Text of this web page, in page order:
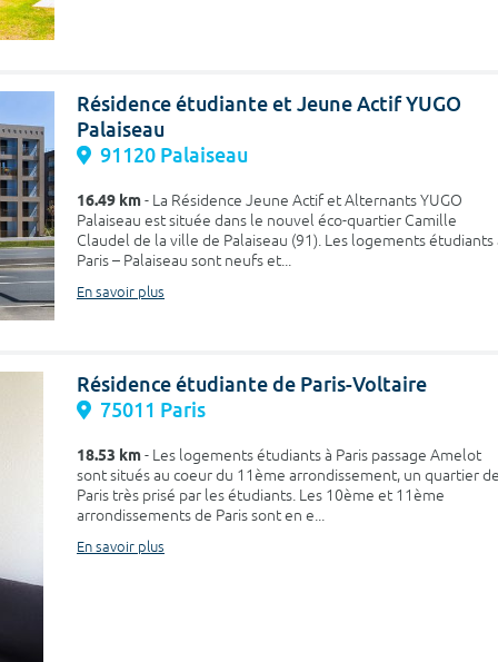
Résidence étudiante et Jeune Actif YUGO
Palaiseau
91120 Palaiseau
16.49 km- La Résidence Jeune Actif et Alternants YUGO
Palaiseau est située dans le nouvel éco-quartier Camille
Claudel de la ville de Palaiseau (91). Les logements étudiants
Paris – Palaiseau sont neufs et...
En savoir plus
Résidence étudiante de Paris-Voltaire
75011 Paris
18.53 km- Les logements étudiants à Paris passage Amelot
sont situés au coeur du 11ème arrondissement, un quartier
Paris très prisé par les étudiants. Les 10ème et 11ème
arrondissements de Paris sont en e...
En savoir plus